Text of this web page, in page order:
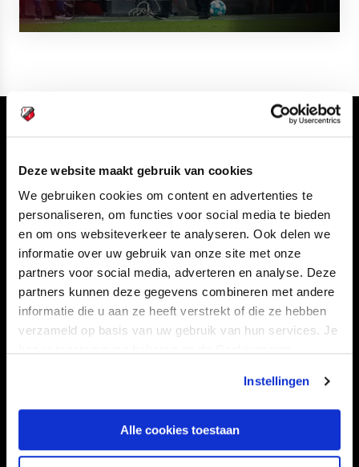
Deze website maakt gebruik van cookies
We gebruiken cookies om content en advertenties te
personaliseren, om functies voor social media te bieden
en om ons websiteverkeer te analyseren. Ook delen we
informatie over uw gebruik van onze site met onze
partners voor social media, adverteren en analyse. Deze
partners kunnen deze gegevens combineren met andere
informatie die u aan ze heeft verstrekt of die ze hebben
verzameld op basis van uw gebruik van hun services. Je
Instellingen
Alle cookies toestaan
Navigeer naar
CLUB
TEAMS
STADION
SUPPORTERS
FOUNDATION
KAARTVERKOOP
BUSINESS
Informatie
VEELGESTELDE VRAGEN